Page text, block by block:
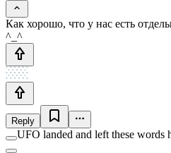
Как хорошо, что у нас есть
^_^
Reply
UFO landed and left these words